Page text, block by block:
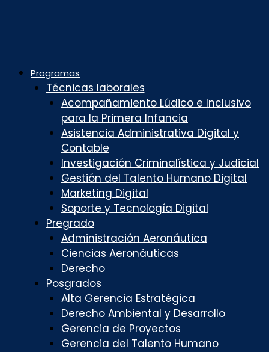
Programas
Técnicas laborales
Acompañamiento Lúdico e Inclusivo
para la Primera Infancia
Asistencia Administrativa Digital y
Contable
Investigación Criminalística y Judicial
Gestión del Talento Humano Digital
Marketing Digital
Soporte y Tecnología Digital
Pregrado
Administración Aeronáutica
Ciencias Aeronáuticas
Derecho
Posgrados
Alta Gerencia Estratégica
Derecho Ambiental y Desarrollo
Gerencia de Proyectos
Gerencia del Talento Humano